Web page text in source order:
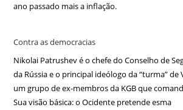
ano passado mais a inflação.
Contra as democracias
Nikolai Patrushev é o chefe do Conselho de
da Rússia e o principal ideólogo da “turma” de
um grupo de ex-membros da KGB que
Sua visão básica: o Ocidente pretende esma